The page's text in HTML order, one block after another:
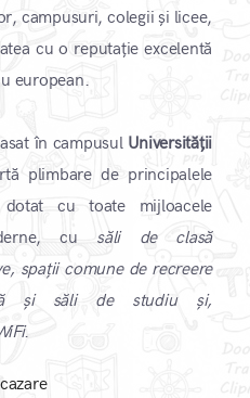
campusuri, colegii și licee,
cu o reputație excelentă
european.
în campusul Universității
plimbare de principalele
cu toate mijloacele
cu săli de clasă
spații comune de recreere
și săli de studiu și,
.